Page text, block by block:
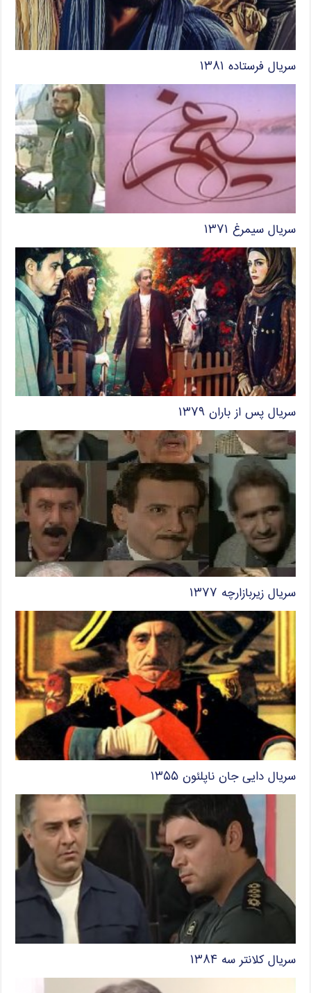
سریال فرستاده ۱۳۸۱
سریال سیمرغ ۱۳۷۱
سریال پس از باران ۱۳۷۹
سریال زیربازارچه ۱۳۷۷
سریال دایی جان ناپلئون ۱۳۵۵
سریال کلانتر سه ۱۳۸۴